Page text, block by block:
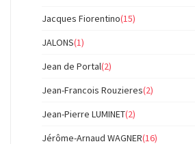
Jacques Fiorentino(15)
JALONS(1)
Jean de Portal(2)
Jean-Francois Rouzieres(2)
Jean-Pierre LUMINET(2)
Jérôme-Arnaud WAGNER(16)